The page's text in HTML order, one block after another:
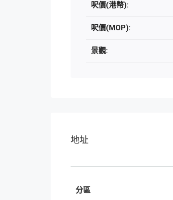
呎價(港幣):
呎價(MOP):
景觀:
地址
分區